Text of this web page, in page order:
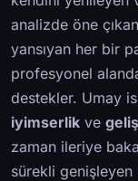
analizde öne
yansıyan her bir
profesyonel alanda
destekler. Umay
iyimserlik ve
zaman ileriye
sürekli genişleyen